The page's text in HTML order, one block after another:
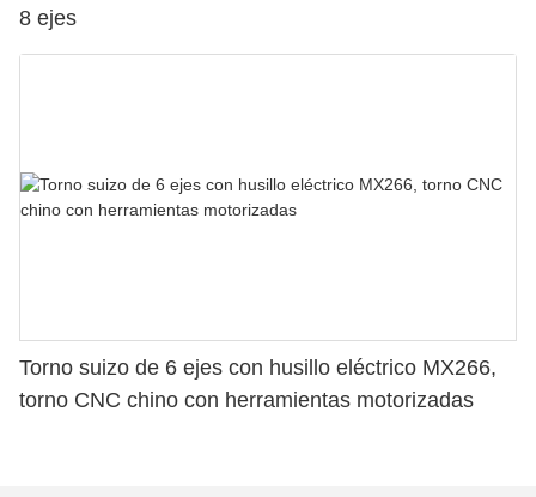
8 ejes
Torno suizo de 6 ejes con husillo eléctrico MX266,
torno CNC chino con herramientas motorizadas